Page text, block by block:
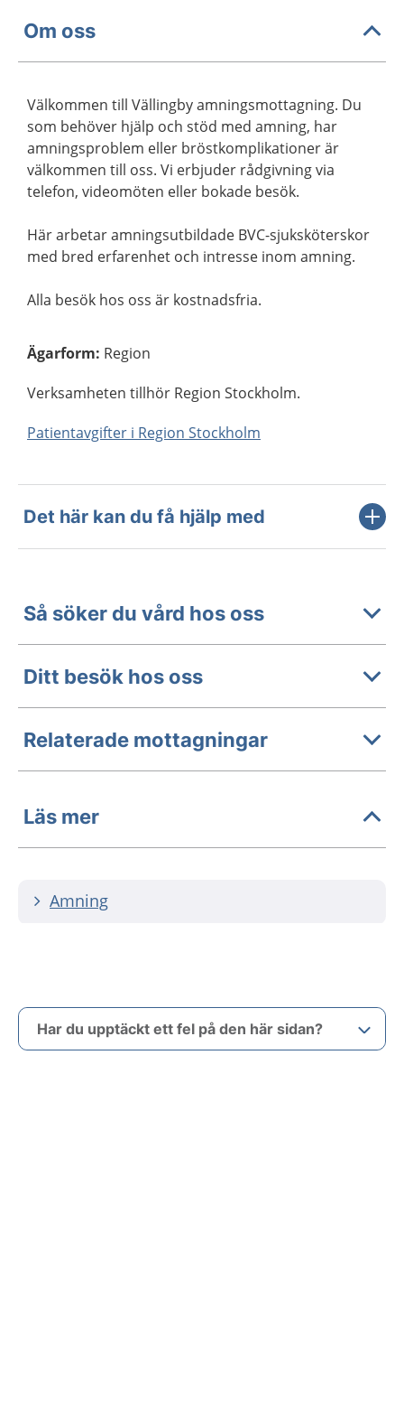
Om oss
Välkommen till Vällingby amningsmottagning. Du
som behöver hjälp och stöd med amning, har
amningsproblem eller bröstkomplikationer är
välkommen till oss. Vi erbjuder rådgivning via
telefon, videomöten eller bokade besök.
Här arbetar amningsutbildade BVC-sjuksköterskor
med bred erfarenhet och intresse inom amning.
Alla besök hos oss är kostnadsfria.
Ägarform: Region
Verksamheten tillhör Region Stockholm.
Patientavgifter i Region Stockholm
Det här kan du få hjälp med
Så söker du vård hos oss
Ditt besök hos oss
Relaterade mottagningar
Läs mer
Amning
Har du upptäckt ett fel på den här sidan?